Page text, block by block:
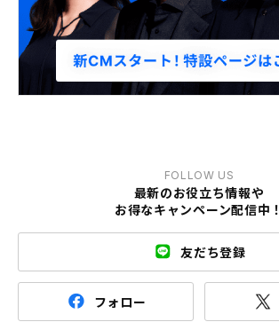
FOLLOW US
最新のお役立ち情報や
お得なキャンペーン配信中！
友だち登録
フォロー